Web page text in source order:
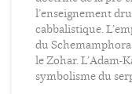
l’enseignement
cabbalistique.
du
le Zohar. L’Adam-
symbolisme du